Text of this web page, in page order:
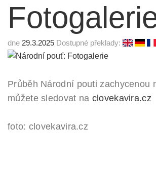
dne 29.3.2025 Dostupné překlady:
Průběh Národní pouti zachycenou
můžete sledovat na clovekavira.cz
foto: clovekavira.cz